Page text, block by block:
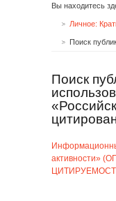
Вы находитесь
Поиск
активности»